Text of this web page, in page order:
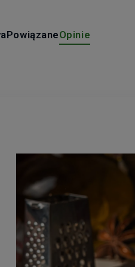
PowiązaneOpinie